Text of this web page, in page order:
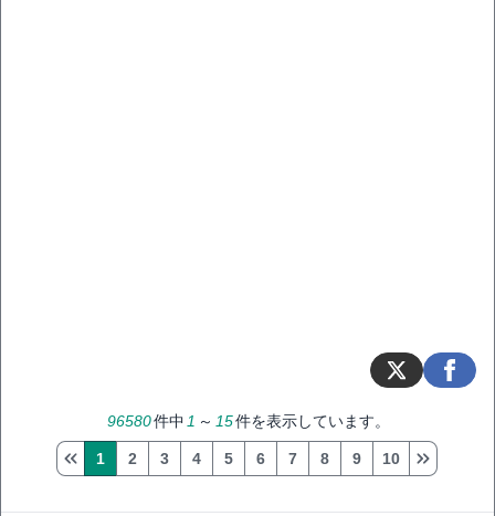
96580件中 1 ～ 15件を表示しています。
1 2 3 4 5 6 7 8 9 10